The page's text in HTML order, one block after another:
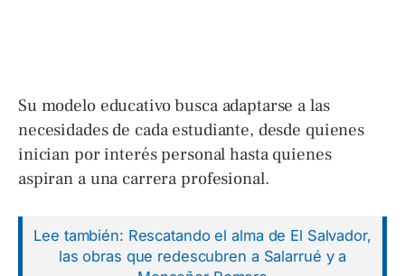
Su modelo educativo busca adaptarse a las
necesidades de cada estudiante, desde quienes
inician por interés personal hasta quienes
aspiran a una carrera profesional.
Lee también: Rescatando el alma de El Salvador,
las obras que redescubren a Salarrué y a